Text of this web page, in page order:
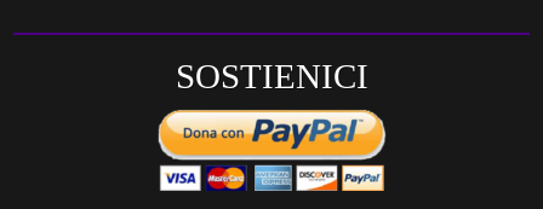
SOSTIENICI